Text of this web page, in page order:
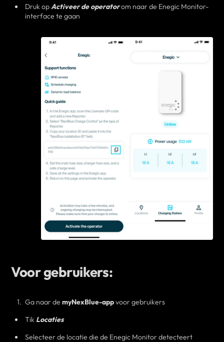
Druk opActiveer de operatorom naar de Enegic Monitor-
interface te gaan
Voor gebruikers:
Ga naar de myNexBlue-appvoor gebruikers
Tik Locaties
Selecteer de locatie die de Enegic Monitor detecteert